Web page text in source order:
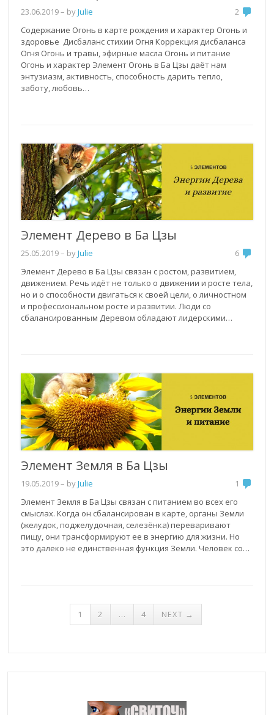
23.06.2019– byJulie
2
Содержание Огонь в карте рождения и характер Огонь и
здоровье Дисбаланс стихии Огня Коррекция дисбаланса
Огня Огонь и травы, эфирные масла Огонь и питание
Огонь и характер Элемент Огонь в Ба Цзы даёт нам
энтузиазм, активность, способность дарить тепло,
заботу, любовь…
Элемент Дерево в Ба Цзы
25.05.2019– byJulie
6
Элемент Дерево в Ба Цзы связан с ростом, развитием,
движением. Речь идёт не только о движении и росте тела,
но и о способности двигаться к своей цели, о личностном
и профессиональном росте и развитии. Люди со
сбалансированным Деревом обладают лидерскими…
Элемент Земля в Ба Цзы
19.05.2019– byJulie
1
Элемент Земля в Ба Цзы связан с питанием во всех его
смыслах. Когда он сбалансирован в карте, органы Земли
(желудок, поджелудочная, селезёнка) переваривают
пищу, они трансформируют ее в энергию для жизни. Но
это далеко не единственная функция Земли. Человек со…
1 2 … 4 NEXT →